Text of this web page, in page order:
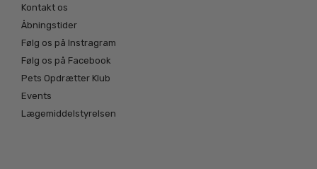
Kontakt os
Åbningstider
Følg os på Instragram
Følg os på Facebook
Pets Opdrætter Klub
Events
Lægemiddelstyrelsen